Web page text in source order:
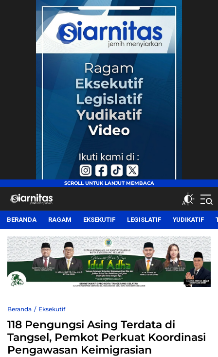
siarnitas
Jernih Menyiarkan
BERANDA RAGAM EKSEKUTIF LEGISLATIF YUDIKATIF
Beranda Eksekutif
118 Pengungsi Asing Terdata di
Tangsel, Pemkot Perkuat Koordinasi
Pengawasan Keimigrasian